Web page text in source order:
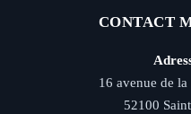
CONTACT
16 avenue de
52100